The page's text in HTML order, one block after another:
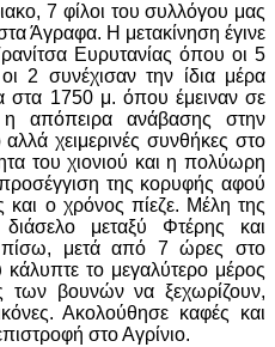
7 φίλοι του συλλόγου μας
Άγραφα. Η μετακίνηση έγινε
Ευρυτανίας όπου οι 5
2 συνέχισαν την ίδια μέρα
στα 1750 μ. όπου έμειναν σε
απόπειρα ανάβασης στην
χειμερινές συνθήκες στο
του χιονιού και η πολύωρη
της κορυφής αφού
και ο χρόνος πίεζε. Μέλη της
μεταξύ Φτέρης και
πίσω, μετά από 7 ώρες στο
το μεγαλύτερο μέρος
των βουνών να ξεχωρίζουν,
Ακολούθησε καφές και
στο Αγρίνιο.